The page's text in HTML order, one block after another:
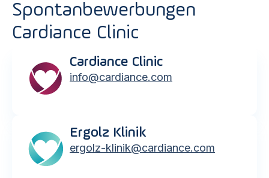
Spontanbewerbungen
Cardiance Clinic
Cardiance Clinic
info@cardiance.com
Ergolz Klinik
ergolz-klinik@cardiance.com